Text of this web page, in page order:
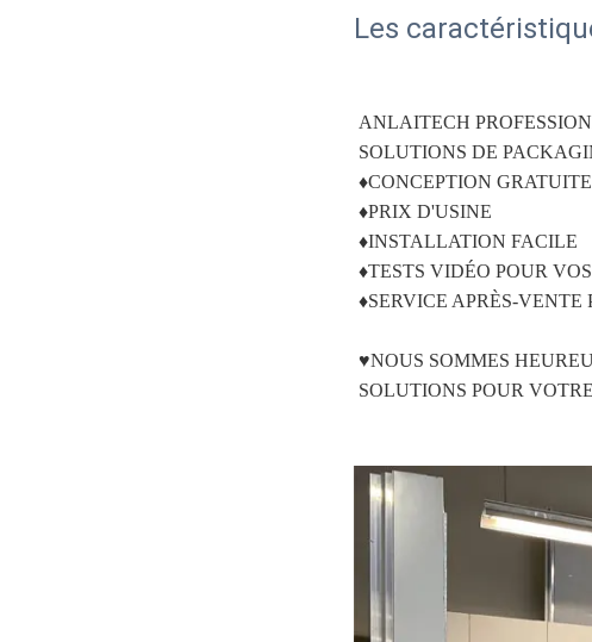
Les
ANLAITECH
SOLUTIONS DE
♦CONCEPTION GRATUITE
♦PRIX D'USINE
♦INSTALLATION FACILE
♦TESTS VIDÉO POUR
♦SERVICE APRÈS-VENTE
♥NOUS SOMMES
SOLUTIONS POUR